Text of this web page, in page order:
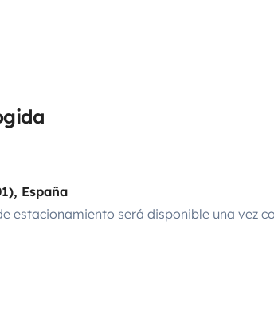
España
estacionamiento será disponible una vez